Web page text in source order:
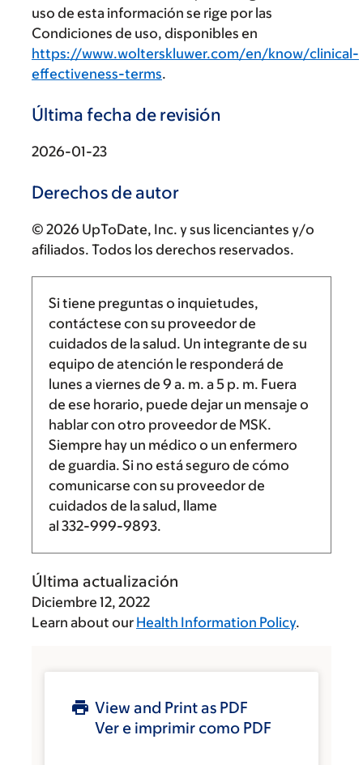
uso de esta información se rige por las
Condiciones de uso, disponibles en
https://www.wolterskluwer.com/en/know/clinical-
effectiveness-terms.
Última fecha de revisión
2026-01-23
Derechos de autor
© 2026 UpToDate, Inc. y sus licenciantes y/o
afiliados. Todos los derechos reservados.
Si tiene preguntas o inquietudes,
contáctese con su proveedor de
cuidados de la salud. Un integrante de su
equipo de atención le responderá de
lunes a viernes de 9 a. m. a5 p. m. Fuera
de ese horario, puede dejar un mensaje o
hablar con otro proveedor de MSK.
Siempre hay un médico o un enfermero
de guardia. Si no está seguro de cómo
comunicarse con su proveedor de
cuidados de la salud, llame
al 332-999-9893.
Última actualización
Diciembre 12, 2022
Learn about our Health Information Policy.
View and Print as PDF
Ver e imprimir como PDF